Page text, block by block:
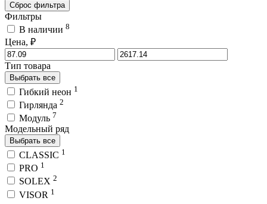
Сброс фильтра
Фильтры
В наличии 8
Цена, ₽
Тип товара
Выбрать все
Гибкий неон 1
Гирлянда 2
Модуль 7
Модельный ряд
Выбрать все
CLASSIC 1
PRO 1
SOLEX 2
VISOR 1